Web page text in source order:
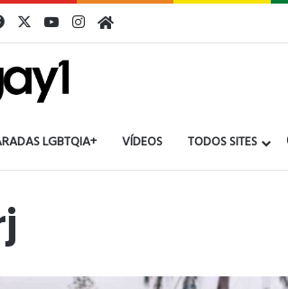
FacebookYouTube
Instagram
Gay1
LGBTQIA+ VÍDEOS TODOS SITES